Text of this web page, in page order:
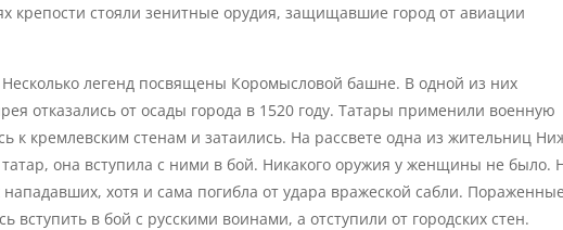
крепости стояли зенитные орудия, защищавшие город от авиации
легенд посвящены Коромысловой башне. В одной из них
отказались от осады города в 1520 году. Татары применили военную
к кремлевским стенам и затаились. На рассвете одна из жительниц
она вступила с ними в бой. Никакого оружия у женщины не было.
хотя и сама погибла от удара вражеской сабли. Пораженные
в бой с русскими воинами, а отступили от городских стен.